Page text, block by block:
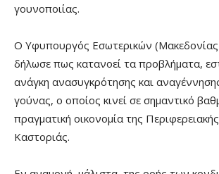
γουνοποιίας.
Ο Υφυπουργός Εσωτερικών (Μακεδονίας
δήλωσε πως κατανοεί τα προβλήματα,
ανάγκη ανασυγκρότησης και
γούνας, ο οποίος κινεί σε σημαντικό
πραγματική οικονομία της
Καστοριάς.